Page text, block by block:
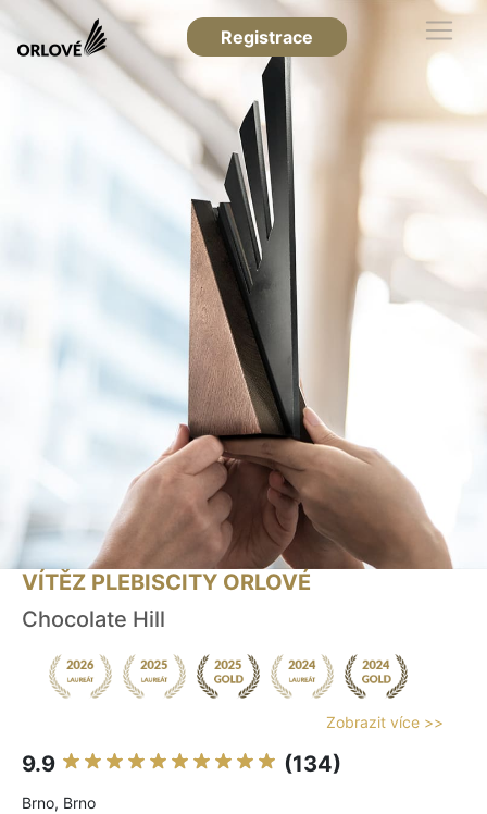
Registrace
VÍTĚZ PLEBISCITY ORLOVÉ
Chocolate Hill
Zobrazit více >>
9.9 (134)
Brno, Brno